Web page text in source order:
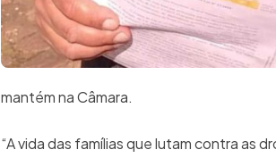
mantém na Câmara.
“A vida das famílias que lutam contra as